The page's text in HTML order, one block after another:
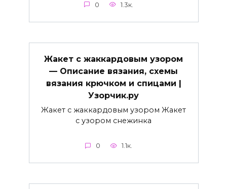
0 1.3к.
Жакет с жаккардовым узором
— Описание вязания, схемы
вязания крючком и спицами |
Узорчик.ру
Жакет с жаккардовым узором Жакет
с узором снежинка
0 1.1к.